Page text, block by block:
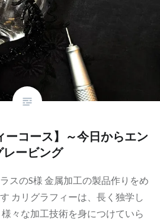
ーコース】～今日からエン
レービング
スのS様 金属加工の製品作りをめ
カリグラフィーは、長く独学し
々な加工技術を身につけていら